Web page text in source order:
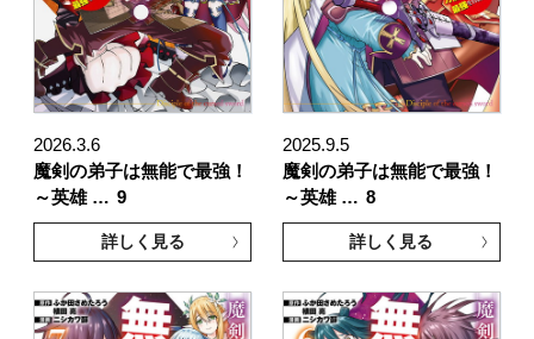
2026.3.6
魔剣の弟子は無能で最強！
～英雄 … 9
詳しく見る
2025.9.5
魔剣の弟子は無能で最強！
～英雄 … 8
詳しく見る